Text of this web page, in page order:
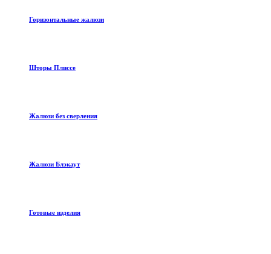
Горизонтальные жалюзи
Шторы Плиссе
Жалюзи без сверления
Жалюзи Блэкаут
Готовые изделия